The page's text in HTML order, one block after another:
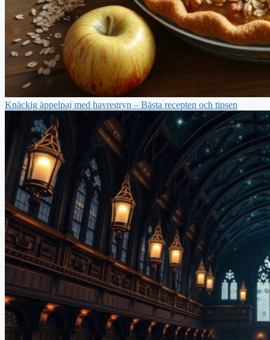
Knäckig äppelpaj med havregryn – Bästa recepten och tipsen